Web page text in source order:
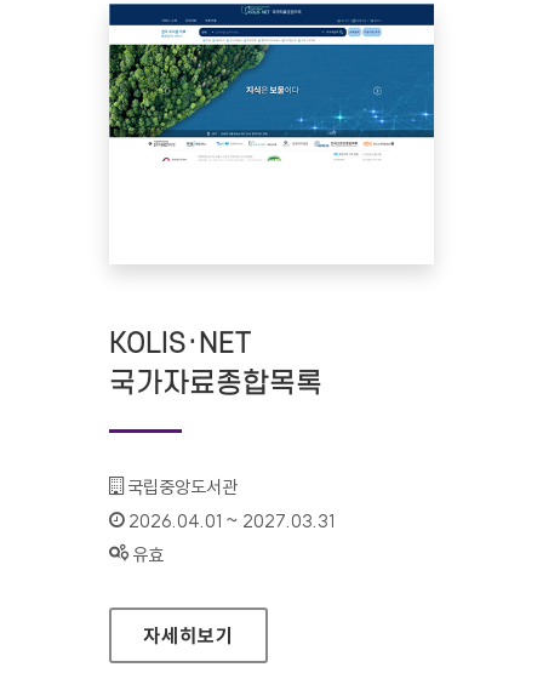
KOLIS·NET
국가자료종합목록
기관명 :
국립중앙도서관
인증기간 :
2026.04.01 ~ 2027.03.31
상태 :
유효
KOLIS·NET 국가자료종합목록
자세히보기